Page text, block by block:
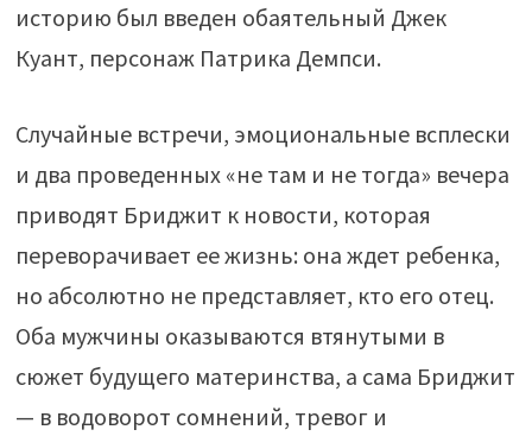
историю был введен обаятельный Джек
Куант, персонаж Патрика Демпси.
Случайные встречи, эмоциональные всплески
и два проведенных «не там и не тогда» вечера
приводят Бриджит к новости, которая
переворачивает ее жизнь: она ждет ребенка,
но абсолютно не представляет, кто его отец.
Оба мужчины оказываются втянутыми в
сюжет будущего материнства, а сама Бриджит
— в водоворот сомнений, тревог и